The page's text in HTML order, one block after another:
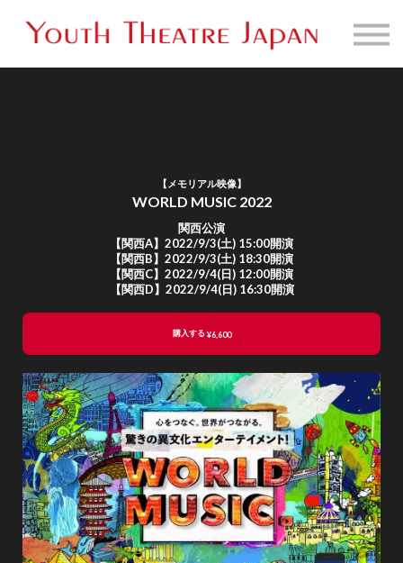
販売映像一覧
お問い合わせ
【メモリアル映像】
WORLD MUSIC 2022
関西公演
【関西A】2022/9/3(土) 15:00開演
【関西B】2022/9/3(土) 18:30開演
【関西C】2022/9/4(日) 12:00開演
【関西D】2022/9/4(日) 16:30開演
購入する ¥6,600